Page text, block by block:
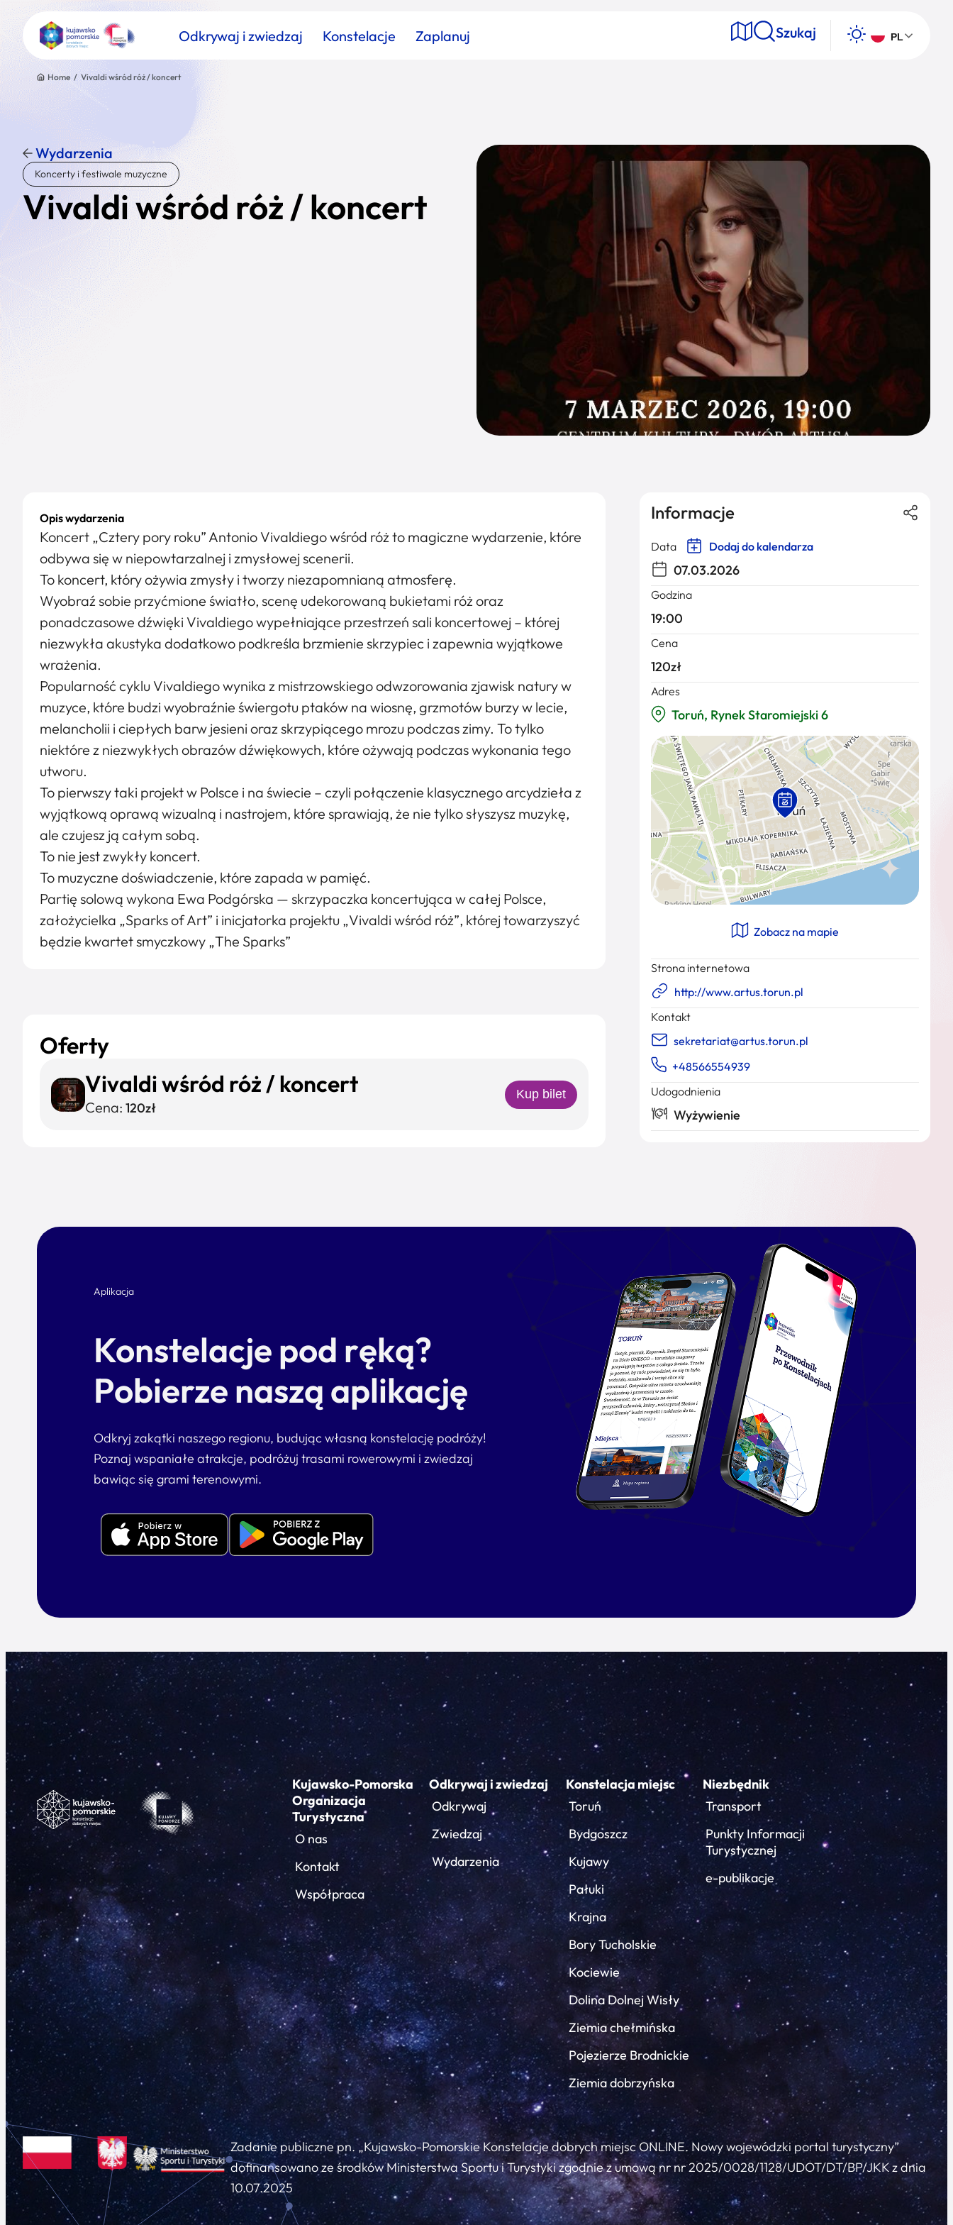
Odkrywaj i zwiedzaj Konstelacje Zaplanuj Szukaj PL
Znajdź atrakcję
Nazwa atrakcji Kategoria
Home / Vivaldi wśród róż / koncert
Wydarzenia
Koncerty i festiwale muzyczne
Vivaldi wśród róż / koncert
Opis wydarzenia
Koncert „Cztery pory roku” Antonio Vivaldiego wśród róż to magiczne wydarzenie, które
odbywa się w niepowtarzalnej i zmysłowej scenerii.
To koncert, który ożywia zmysły i tworzy niezapomnianą atmosferę.
Wyobraź sobie przyćmione światło, scenę udekorowaną bukietami róż oraz
ponadczasowe dźwięki Vivaldiego wypełniające przestrzeń sali koncertowej – której
niezwykła akustyka dodatkowo podkreśla brzmienie skrzypiec i zapewnia wyjątkowe
wrażenia.
Popularność cyklu Vivaldiego wynika z mistrzowskiego odwzorowania zjawisk natury w
muzyce, które budzi wyobraźnie świergotu ptaków na wiosnę, grzmotów burzy w lecie,
melancholii i ciepłych barw jesieni oraz skrzypiącego mrozu podczas zimy. To tylko
niektóre z niezwykłych obrazów dźwiękowych, które ożywają podczas wykonania tego
utworu.
To pierwszy taki projekt w Polsce i na świecie – czyli połączenie klasycznego arcydzieła z
wyjątkową oprawą wizualną i nastrojem, które sprawiają, że nie tylko słyszysz muzykę,
ale czujesz ją całym sobą.
To nie jest zwykły koncert.
To muzyczne doświadczenie, które zapada w pamięć.
Partię solową wykona Ewa Podgórska — skrzypaczka koncertująca w całej Polsce,
założycielka „Sparks of Art” i inicjatorka projektu „Vivaldi wśród róż”, której towarzyszyć
będzie kwartet smyczkowy „The Sparks”
Oferty
Vivaldi wśród róż / koncert
Cena: 120zł
Kup bilet
Informacje
Data Dodaj do kalendarza
07.03.2026
Godzina
19:00
Cena
120zł
Adres
Toruń, Rynek Staromiejski 6
Zobacz na mapie
Strona internetowa
http://www.artus.torun.pl
Kontakt
sekretariat@artus.torun.pl
+48566554939
Udogodnienia
Wyżywienie
Aplikacja
Konstelacje pod ręką?
Pobierze naszą aplikację
Odkryj zakątki naszego regionu, budując własną konstelację podróży!
Poznaj wspaniałe atrakcje, podróżuj trasami rowerowymi i zwiedzaj
bawiąc się grami terenowymi.
Kujawsko-Pomorska
Organizacja
Turystyczna
O nas
Kontakt
Współpraca
Odkrywaj i zwiedzaj
Odkrywaj
Zwiedzaj
Wydarzenia
Konstelacja miejsc
Toruń
Bydgoszcz
Kujawy
Pałuki
Krajna
Bory Tucholskie
Kociewie
Dolina Dolnej Wisły
Ziemia chełmińska
Pojezierze Brodnickie
Ziemia dobrzyńska
Niezbędnik
Transport
Punkty Informacji
Turystycznej
e-publikacje
Zadanie publiczne pn. „Kujawsko-Pomorskie Konstelacje dobrych miejsc ONLINE. Nowy wojewódzki portal turystyczny”
dofinansowano ze środków Ministerstwa Sportu i Turystyki zgodnie z umową nr nr 2025/0028/1128/UDOT/DT/BP/JKK z dnia
10.07.2025